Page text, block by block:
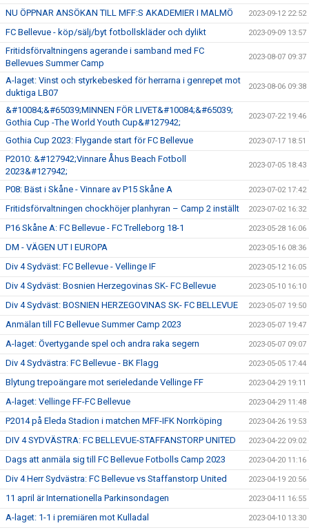
NU ÖPPNAR ANSÖKAN TILL MFF:S AKADEMIER I MALMÖ 2023-09-12 22:52
FC Bellevue - köp/sälj/byt fotbollskläder och dylikt 2023-09-09 13:57
Fritidsförvaltningens agerande i samband med FC
Bellevues Summer Camp
2023-08-07 09:37
A-laget: Vinst och styrkebesked för herrarna i genrepet mot
duktiga LB07
2023-08-06 09:38
&#10084;&#65039;MINNEN FÖR LIVET&#10084;&#65039;
Gothia Cup -The World Youth Cup&#127942;
2023-07-22 19:46
Gothia Cup 2023: Flygande start för FC Bellevue 2023-07-17 18:51
P2010: &#127942;Vinnare Åhus Beach Fotboll
2023&#127942;
2023-07-05 18:43
P08: Bäst i Skåne - Vinnare av P15 Skåne A 2023-07-02 17:42
Fritidsförvaltningen chockhöjer planhyran – Camp 2 inställt 2023-07-02 16:32
P16 Skåne A: FC Bellevue - FC Trelleborg 18-1 2023-05-28 16:06
DM - VÄGEN UT I EUROPA 2023-05-16 08:36
Div 4 Sydväst: FC Bellevue - Vellinge IF 2023-05-12 16:05
Div 4 Sydväst: Bosnien Herzegovinas SK- FC Bellevue 2023-05-10 16:10
Div 4 Sydväst: BOSNIEN HERZEGOVINAS SK- FC BELLEVUE 2023-05-07 19:50
Anmälan till FC Bellevue Summer Camp 2023 2023-05-07 19:47
A-laget: Övertygande spel och andra raka segern 2023-05-07 09:07
Div 4 Sydvästra: FC Bellevue - BK Flagg 2023-05-05 17:44
Blytung trepoängare mot serieledande Vellinge FF 2023-04-29 19:11
A-laget: Vellinge FF-FC Bellevue 2023-04-29 11:48
P2014 på Eleda Stadion i matchen MFF-IFK Norrköping 2023-04-26 19:53
DIV 4 SYDVÄSTRA: FC BELLEVUE-STAFFANSTORP UNITED 2023-04-22 09:02
Dags att anmäla sig till FC Bellevue Fotbolls Camp 2023 2023-04-20 11:16
Div 4 Herr Sydvästra: FC Bellevue vs Staffanstorp United 2023-04-19 20:56
11 april är Internationella Parkinsondagen 2023-04-11 16:55
A-laget: 1-1 i premiären mot Kulladal 2023-04-10 13:30